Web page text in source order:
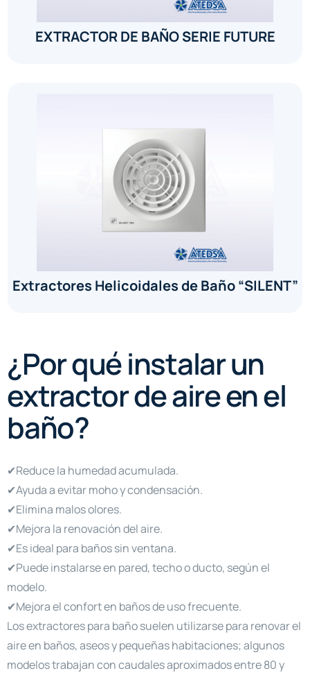
EXTRACTOR DE BAÑO SERIE FUTURE
Extractores Helicoidales de Baño “SILENT”
¿Por qué instalar un
extractor de aire en el
baño?
✔Reduce la humedad acumulada.
✔Ayuda a evitar moho y condensación.
✔Elimina malos olores.
✔Mejora la renovación del aire.
✔Es ideal para baños sin ventana.
✔Puede instalarse en pared, techo o ducto, según el
modelo.
✔Mejora el confort en baños de uso frecuente.
Los extractores para baño suelen utilizarse para renovar el
aire en baños, aseos y pequeñas habitaciones; algunos
modelos trabajan con caudales aproximados entre 80 y